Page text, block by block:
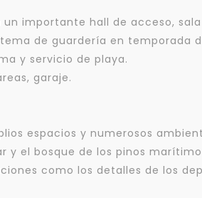
un importante hall de acceso,
de guardería en temporada
y servicio de playa.
garaje.
espacios y numerosos
y el bosque de los pinos
como los detalles de los